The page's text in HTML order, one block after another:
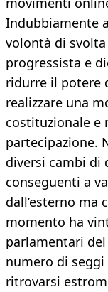
Indubbiamente
volontà di
progressista e
ridurre il potere
realizzare una
costituzionale e
partecipazione.
diversi cambi di
conseguenti a
dall’esterno ma
momento ha
parlamentari
numero di
ritrovarsi